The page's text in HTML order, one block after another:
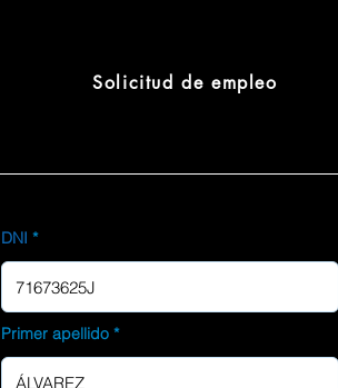
Solicitud de empleo
DNI
Primer apellido